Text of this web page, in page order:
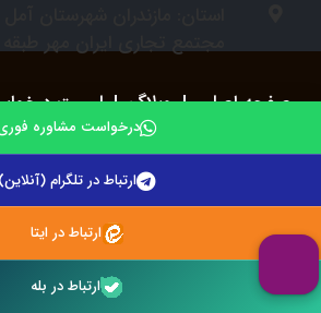
صفحه اصلی|وبلاگ|لیست
© 2021. وکلای تلفنی . تمامی
درخواست مشاوره
ارتباط در تلگرام (آنلاین)
ارتباط در ایتا
ارتباط در بله